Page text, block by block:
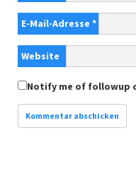
E-Mail-Adresse *
Website
Notify me of followup